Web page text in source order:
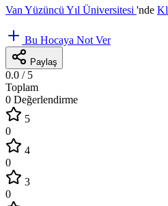
Van Yüzüncü Yıl Üniversitesi 'nde
Bu Hocaya Not Ver
Paylaş
0.0 / 5
Toplam
0 Değerlendirme
5
0
4
0
3
0